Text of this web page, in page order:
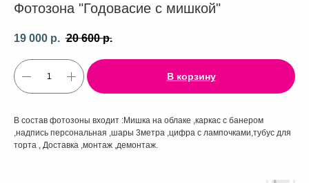
Фотозона "Годовасие с мишкой"
19 000 р. 20 600 р.
В корзину
В состав фотозоны входит :Мишка на облаке ,каркас с банером
,надпись персональная ,шары 3метра ,цифра с лампочками,тубус для
торта , Доставка ,монтаж ,демонтаж.